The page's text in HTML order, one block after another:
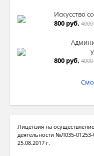
Искусство
800 руб.
800 руб.
Лицензия на
деятельности №Л035-01253-
25.08.2017 г.